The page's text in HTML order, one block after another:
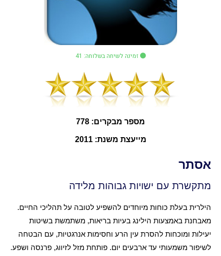
זמינה לשיחה בשלוחה: 41
מספר מבקרים: 778
מייעצת משנת: 2011
אסתר
מתקשרת עם ישויות גבוהות מלידה
הילרית בעלת כוחות מיוחדים להשפיע לטובה על תהליכי החיים.
מאבחנת באמצעות הילינג בעיות בריאות, משתמשת בשיטות
יעילות ומוכחות להסרת עין הרע וחסימות אנרגטיות, עם הבטחה
לשיפור משמעותי עד ארבעים יום. פותחת מזל לזיווג, פרנסה ושפע.